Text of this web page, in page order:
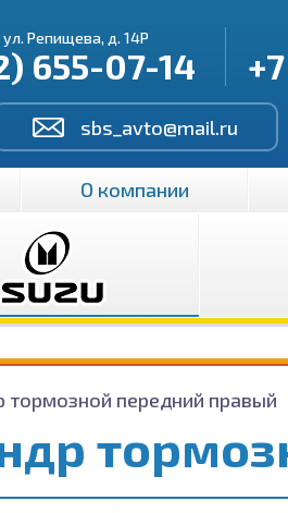
ул. Репищева, д. 14Р
655-07-14
sbs_avto@mail.ru
О компании
тормозной передний правый